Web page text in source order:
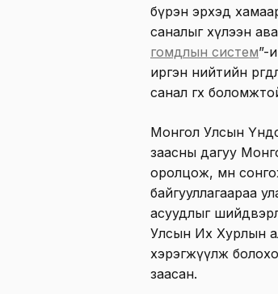
бүрэн эрхэд
саналыг хүлээн
гомдлын систем”-
иргэн нийтийн
санал өгөх
Монгол Улсын
заасны дагуу
оролцож, мөн сонгож
байгууллагаараа
асуудлыг
Улсын Их Хурлын
хэрэгжүүлж
заасан.